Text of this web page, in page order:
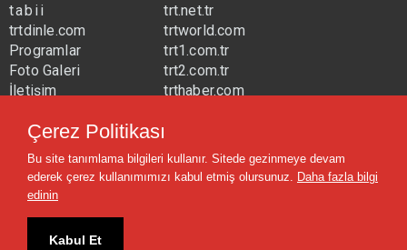
tabii
trtdinle.com
Programlar
Foto Galeri
İletişim
trt.net.tr
trtworld.com
trt1.com.tr
trt2.com.tr
trthaber.com
trtavaz.com.tr
trtmuzik.net.tr
trtcocuk.net.tr
Çerez Politikası
Bu site tanımlama bilgileri kullanır. Sitede gezinmeye devam
ederek çerez kullanımımızı kabul etmiş olursunuz. Daha fazla bilgi
edinin
Kabul Et